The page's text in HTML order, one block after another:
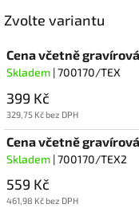
Zvolte variantu
Cena včetně
Skladem | 700170/TEX
399 Kč
329,75 Kč bez DPH
Cena včetně
Skladem | 700170/TEX2
559 Kč
461,98 Kč bez DPH